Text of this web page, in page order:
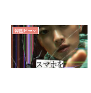
韓国ドラマ